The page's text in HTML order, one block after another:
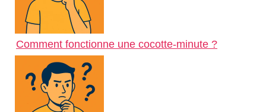
Comment fonctionne une cocotte-minute ?